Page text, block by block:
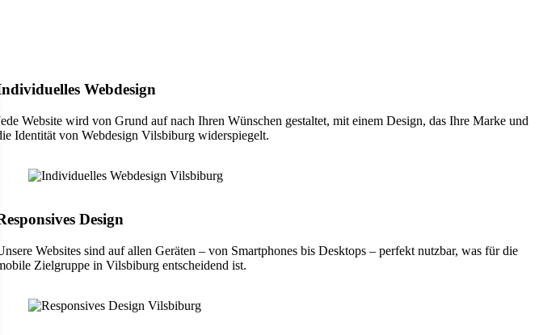
Webdesign
Website wird von Grund auf nach Ihren Wünschen gestaltet, mit einem Design, das Ihre Marke und
Identität von Webdesign Vilsbiburg widerspiegelt.
Design
Websites sind auf allen Geräten – von Smartphones bis Desktops – perfekt nutzbar, was für die
Zielgruppe in Vilsbiburg entscheidend ist.